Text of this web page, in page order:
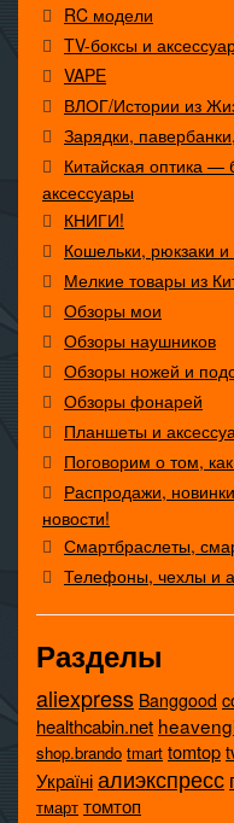
RC модели
TV-боксы и
VAPE
ВЛОГ/Истории из
Зарядки,
Китайская оптика —
аксессуары
КНИГИ!
Кошельки, рюкзаки
Мелкие товары из
Обзоры мои
Обзоры наушников
Обзоры ножей и
Обзоры фонарей
Планшеты и
Поговорим о том,
Распродажи,
новости!
Смартбраслеты,
Телефоны, чехлы и
Разделы
aliexpress Banggood
healthcabin.net
shop.brando tmart tomtop
Україніалиэкспресс
тмарт томтоп